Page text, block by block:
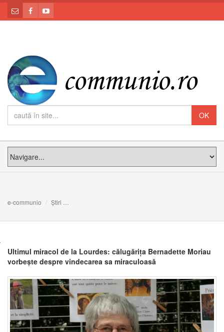
e-communio Știri
Ultimul miracol de la Lourdes: călugărița Bernadette Moriau
vorbește despre vindecarea sa miraculoasă